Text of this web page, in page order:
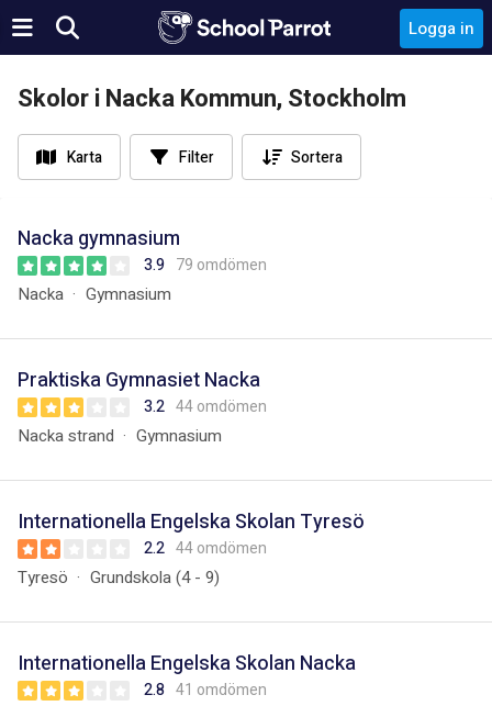
Logga in
Skolor i Nacka Kommun, Stockholm
Karta Filter Sortera
Nacka gymnasium
3.9 79 omdömen
Nacka Gymnasium
Praktiska Gymnasiet Nacka
3.2 44 omdömen
Nacka strand Gymnasium
Internationella Engelska Skolan Tyresö
2.2 44 omdömen
Tyresö Grundskola (4 - 9)
Internationella Engelska Skolan Nacka
2.8 41 omdömen